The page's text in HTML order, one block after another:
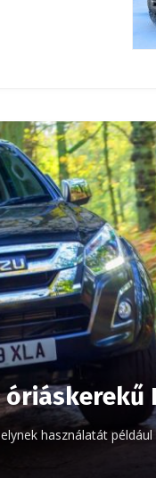
használatát